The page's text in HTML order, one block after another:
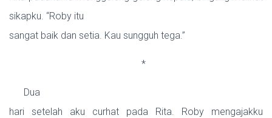
sikapku. “Roby itu
sangat baik dan setia. Kau sungguh tega.”
*
Dua
hari setelah aku curhat pada Rita. Roby mengajakku